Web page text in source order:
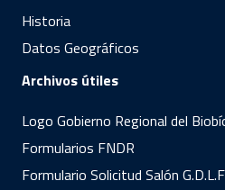
Historia
Datos Geográficos
Archivos útiles
Logo Gobierno Regional del
Formularios FNDR
Formulario Solicitud Salón G.D.L.F